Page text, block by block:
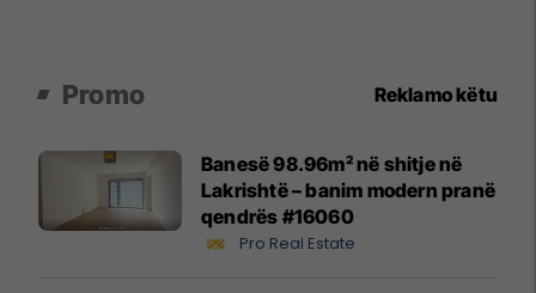
Promo Reklamo këtu
Banesë 98.96m² në shitje në
Lakrishtë – banim modern pranë
qendrës #16060
Pro Real Estate